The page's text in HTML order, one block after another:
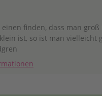
einen finden, dass man
ist, so ist man vielleicht